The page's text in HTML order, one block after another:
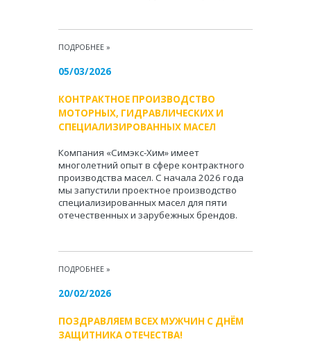
ПОДРОБНЕЕ »
05/03/2026
КОНТРАКТНОЕ ПРОИЗВОДСТВО
МОТОРНЫХ, ГИДРАВЛИЧЕСКИХ И
СПЕЦИАЛИЗИРОВАННЫХ МАСЕЛ
Компания «Симэкс-Хим» имеет
многолетний опыт в сфере контрактного
производства масел. С начала 2026 года
мы запустили проектное производство
специализированных масел для пяти
отечественных и зарубежных брендов.
ПОДРОБНЕЕ »
20/02/2026
ПОЗДРАВЛЯЕМ ВСЕХ МУЖЧИН С ДНЁМ
ЗАЩИТНИКА ОТЕЧЕСТВА!